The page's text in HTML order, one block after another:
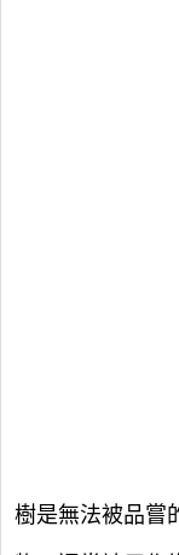
樹是無法被品嘗